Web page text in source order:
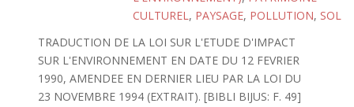
CULTUREL, PAYSAGE, POLLUTION, SOL
TRADUCTION DE LA LOI SUR L'ETUDE D'IMPACT
SUR L'ENVIRONNEMENT EN DATE DU 12 FEVRIER
1990, AMENDEE EN DERNIER LIEU PAR LA LOI DU
23 NOVEMBRE 1994 (EXTRAIT). [BIBLI BIJUS: F. 49]